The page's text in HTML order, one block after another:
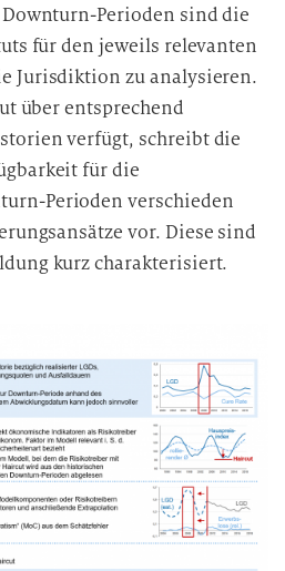
Perioden sind die
für den jeweils relevanten
Jurisdiktion zu analysieren.
über entsprechend
verfügt, schreibt die
für die
Perioden verschieden
vor. Diese sind
kurz charakterisiert.